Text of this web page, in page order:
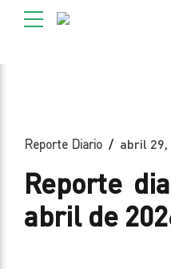
Reporte Diario abril 29,
Reporte
abril de